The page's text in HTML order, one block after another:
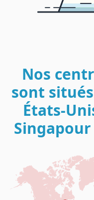
Nos
sont
États-